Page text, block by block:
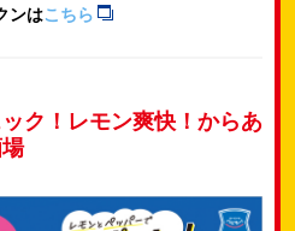
ンはこちら
ク！レモン爽快！からあ